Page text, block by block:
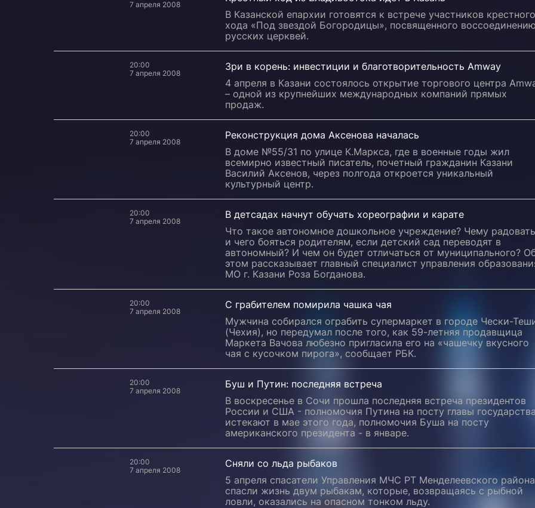
7 апреля 2008
В Казанской епархии готовятся к встрече участников крестного
хода «Под звездой Богородицы», посвященного
русских церквей.
20:00
7 апреля 2008
Зри в корень: инвестиции и благотворительность Amway
4 апреля в Казани состоялось открытие торгового центра
– одной из крупнейших международных компаний прямых
продаж.
20:00
7 апреля 2008
Реконструкция дома Аксенова началась
В доме №55/31 по улице К.Маркса, где в военные годы жил
всемирно известный писатель, почетный гражданин Казани
Василий Аксенов, через полгода откроется уникальный
культурный центр.
20:00
7 апреля 2008
В детсадах начнут обучать хореографии и карате
Что такое автономное дошкольное учреждение? Чему
и чего бояться родителям, если детский сад переводят в
автономный? И чем он будет отличаться от муниципального?
этом рассказывает главный специалист управления
МО г. Казани Роза Богданова.
20:00
7 апреля 2008
С грабителем помирила чашка чая
Мужчина собирался ограбить супермаркет в городе Чески-
(Чехия), но передумал после того, как 59-летняя продавщица
Маркета Вачова любезно пригласила его на «чашечку вкусного
чая с кусочком пирога», сообщает РБК.
20:00
7 апреля 2008
Буш и Путин: последняя встреча
В воскресенье в Сочи прошла последняя встреча президентов
России и США - полномочия Путина на посту главы
истекают в мае этого года, полномочия Буша на посту
американского президента - в январе.
20:00
7 апреля 2008
Сняли со льда рыбаков
5 апреля спасатели Управления МЧС РТ Менделеевского района
спасли жизнь двум рыбакам, которые, возвращаясь с рыбной
ловли, оказались на опасном тонком льду.